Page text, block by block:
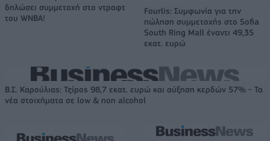
δηλώσει συμμετοχή στο ντραφτ
του WNBA!
Fourlis: Συμφωνία για την
πώληση συμμετοχής στο Sofia
South Ring Mall έναντι 49,35
εκατ. ευρώ
Β.Σ. Καρούλιας: Τζίρος 98,7 εκατ. ευρώ και αύξηση κερδών 57% - Τα
νέα στοιχήματα σε low & non alcohol